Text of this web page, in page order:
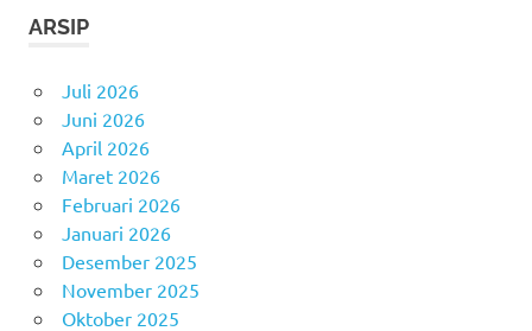
ARSIP
Juli 2026
Juni 2026
April 2026
Maret 2026
Februari 2026
Januari 2026
Desember 2025
November 2025
Oktober 2025